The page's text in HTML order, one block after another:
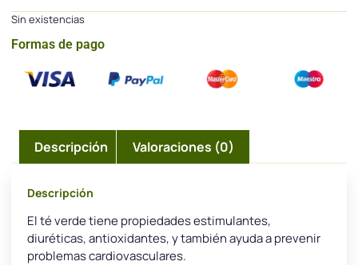
Sin existencias
Formas de pago
Descripción Valoraciones (0)
Descripción
El té verde tiene propiedades estimulantes,
diuréticas, antioxidantes, y también ayuda a prevenir
problemas cardiovasculares.